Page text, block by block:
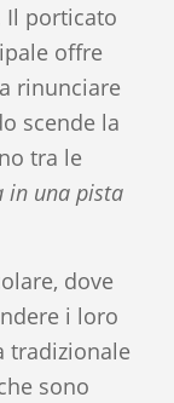
Il porticato
offre
rinunciare
scende la
tra le
in una pista
dove
i loro
tradizionale
sono